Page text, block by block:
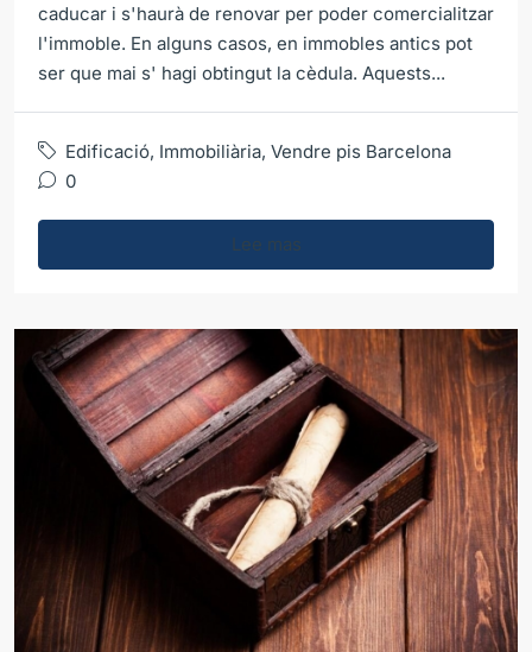
caducar i s'haurà de renovar per poder comercialitzar
l'immoble. En alguns casos, en immobles antics pot
ser que mai s' hagi obtingut la cèdula. Aquests...
Edificació, Immobiliària, Vendre pis Barcelona
0
Lee mas